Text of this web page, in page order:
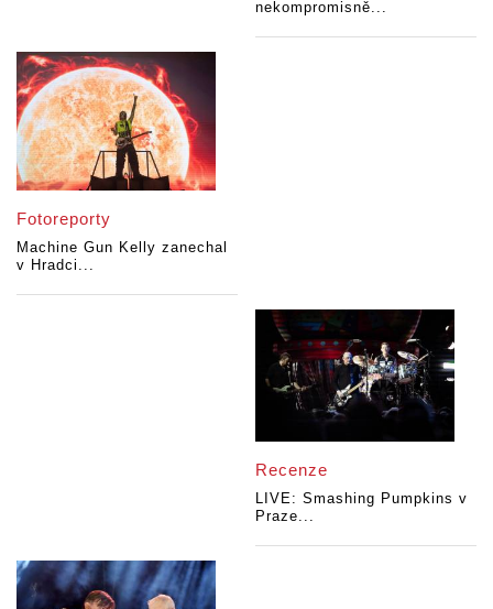
nekompromisně...
Fotoreporty
Machine Gun Kelly zanechal
v Hradci...
Recenze
LIVE: Smashing Pumpkins v
Praze...